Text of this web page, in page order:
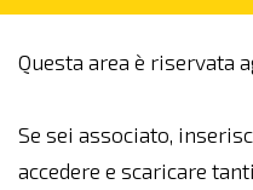
Questa area è riservata
Se sei associato,
accedere e scaricare